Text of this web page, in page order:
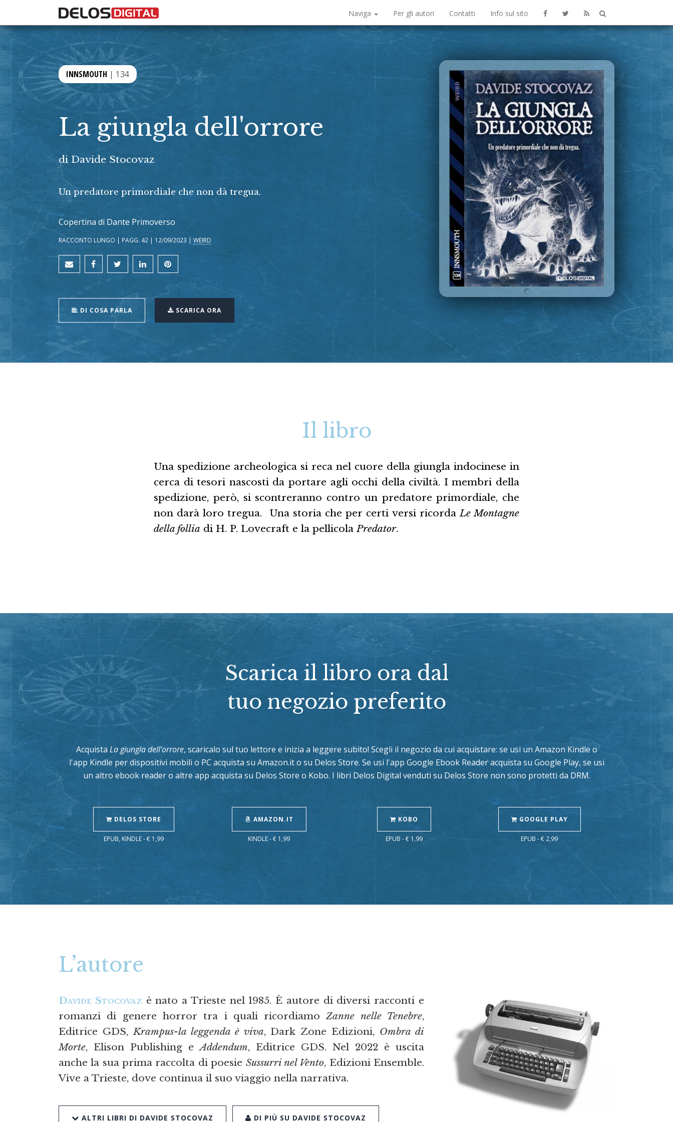
Naviga Per gli autori Contatti Info sul sito
INNSMOUTH | 134
La giungla dell'orrore
di Davide Stocovaz
Un predatore primordiale che non dà tregua.
Copertina di Dante Primoverso
RACCONTO LUNGO | PAGG. 42 | 12/09/2023 | WEIRD
DI COSA PARLA SCARICA ORA
Il libro
Una spedizione archeologica si reca nel cuore della giungla indocinese in
cerca di tesori nascosti da portare agli occhi della civiltà. I membri della
spedizione, però, si scontreranno contro un predatore primordiale, che
non darà loro tregua. Una storia che per certi versi ricordaLe Montagne
della follia di H. P. Lovecraft e la pellicolaPredator.
Scarica il libro ora dal
tuo negozio preferito
Acquista La giungla dell'orrore, scaricalo sul tuo lettore e inizia a leggere subito! Scegli il negozio da cui acquistare: se usi un Amazon Kindle o
l'app Kindle per dispositivi mobili o PC acquista su Amazon.it o su Delos Store. Se usi l'app Google Ebook Reader acquista su Google Play, se usi
un altro ebook reader o altre app acquista su Delos Store o Kobo. I libri Delos Digital venduti su Delos Store non sono protetti da DRM.
DELOS STORE
EPUB, KINDLE - € 1,99
AMAZON.IT
KINDLE - € 1,99
KOBO
EPUB - € 1,99
GOOGLE PLAY
EPUB - € 2,99
L’autore
Davide Stocovaz è nato a Trieste nel 1985. È autore di diversi racconti e
romanzi di genere horror tra i quali ricordiamoZanne nelle Tenebre,
Editrice GDS,Krampus-la leggenda è viva, Dark Zone Edizioni, Ombra di
Morte, Elison Publishing eAddendum, Editrice GDS. Nel 2022 è uscita
anche la sua prima raccolta di poesie Sussurri nel Vento, Edizioni Ensemble.
Vive a Trieste, dove continua il suo viaggio nella narrativa.
ALTRI LIBRI DI DAVIDE STOCOVAZ DI PIÙ SU DAVIDE STOCOVAZ